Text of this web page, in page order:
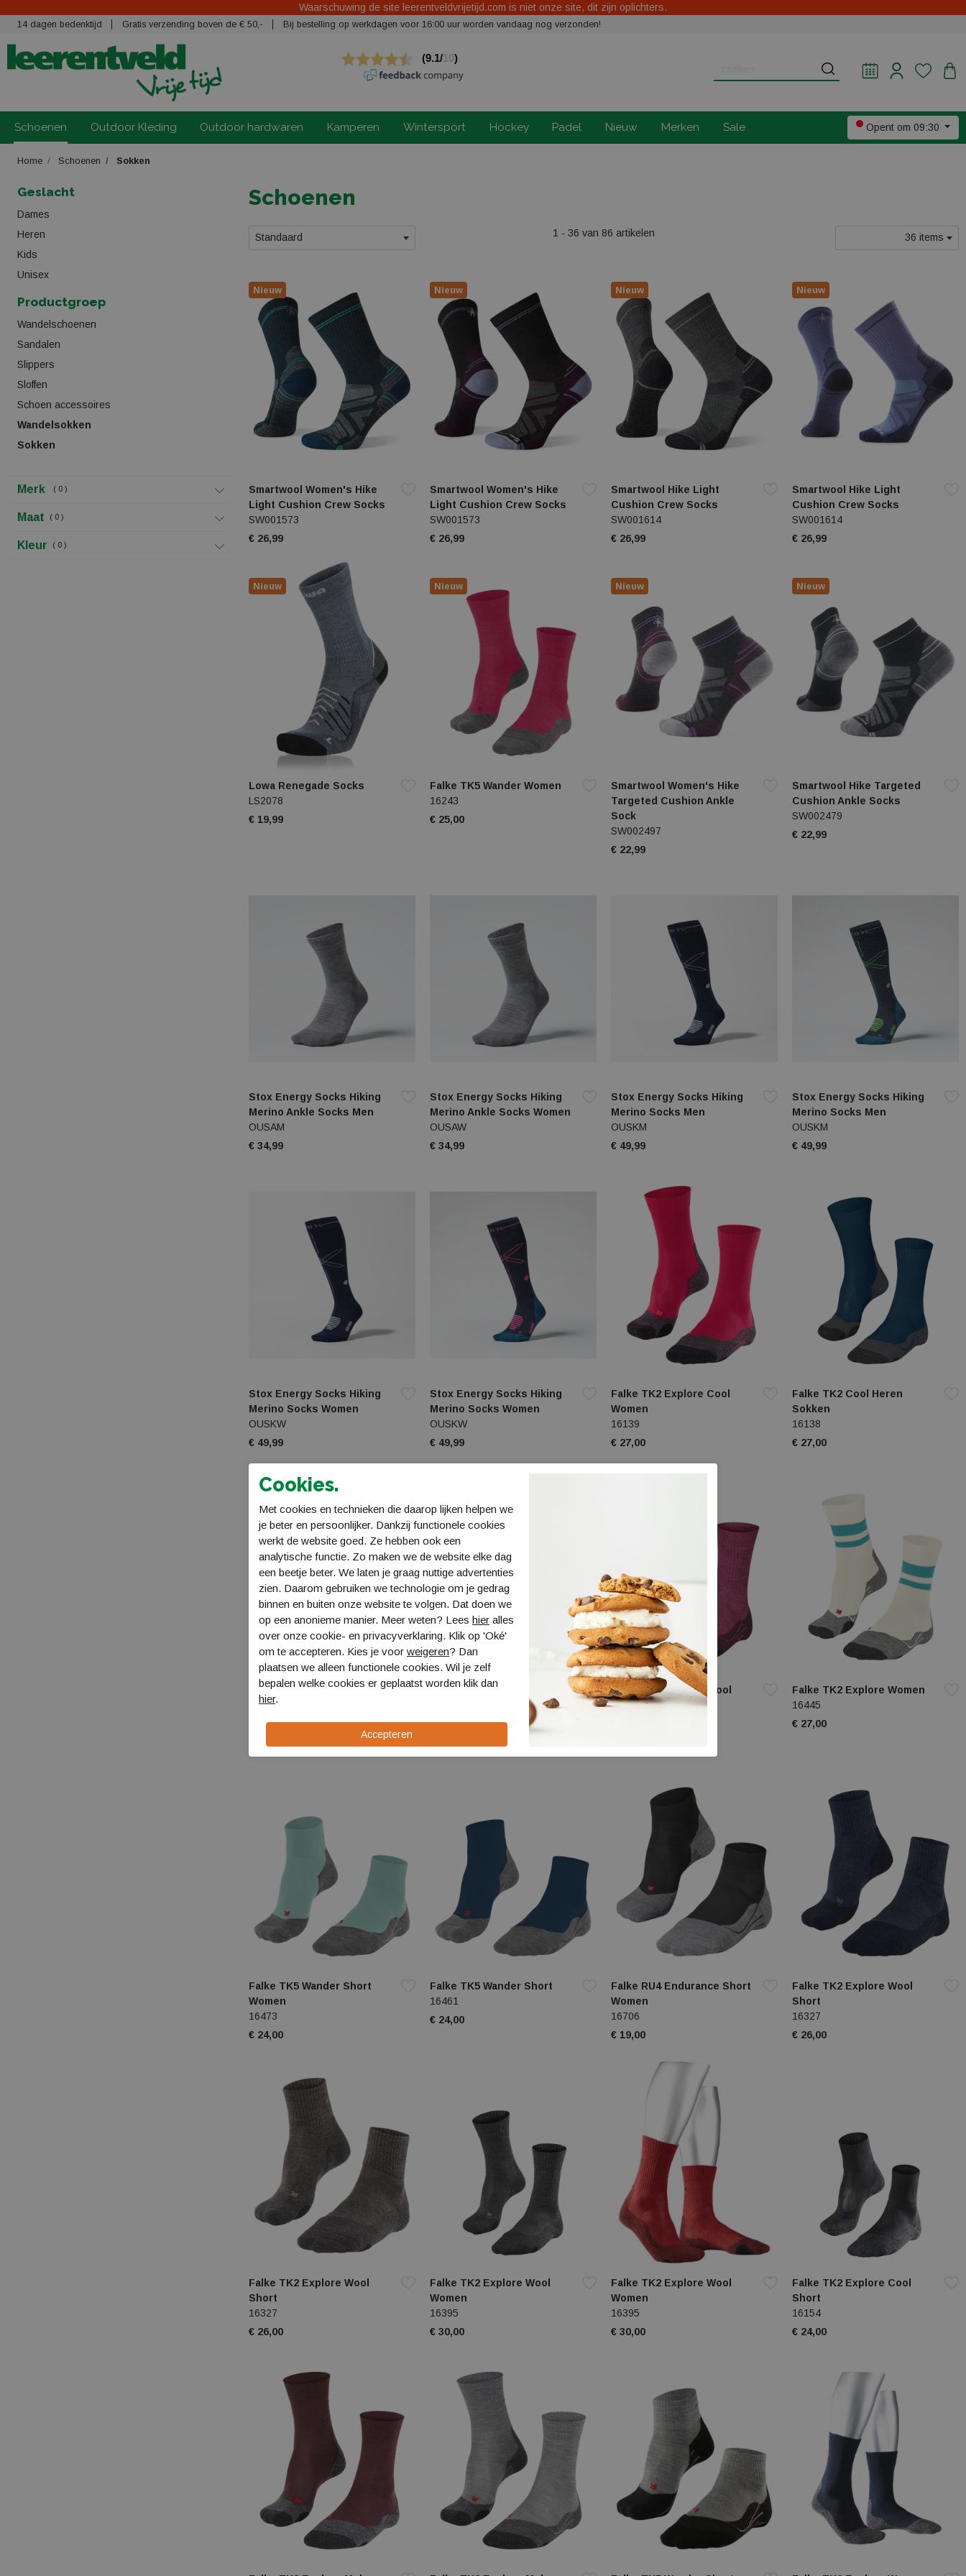
Waarschuwing de site leerentveldvrijetijd.com is niet onze site, dit zijn oplichters.
14 dagen bedenktijd Gratis verzending boven de € 50,- Bij bestelling op werkdagen voor 16:00 uur worden vandaag nog verzonden!
Schoenen Outdoor Kleding Outdoor hardwaren Kamperen Wintersport Hockey Padel Nieuw Merken Sale Opent om 09:30
Home Schoenen Sokken
Geslacht
Dames
Heren
Kids
Unisex
Productgroep
Wandelschoenen
Sandalen
Slippers
Sloffen
Schoen accessoires
Wandelsokken
Sokken
Merk 0
Maat 0
Kleur 0
Schoenen
Standaard 1 - 36 van 86 artikelen 36 items
Smartwool Women's Hike
Light Cushion Crew Socks
SW001573
€ 26,99
Nieuw
Smartwool Women's Hike
Light Cushion Crew Socks
SW001573
€ 26,99
Nieuw
Smartwool Hike Light
Cushion Crew Socks
SW001614
€ 26,99
Nieuw
Smartwool Hike Light
Cushion Crew Socks
SW001614
€ 26,99
Nieuw
Lowa Renegade Socks
LS2078
€ 19,99
Nieuw
Falke TK5 Wander Women
16243
€ 25,00
Nieuw
Smartwool Women's Hike
Targeted Cushion Ankle
Sock
SW002497
€ 22,99
Nieuw
Smartwool Hike Targeted
Cushion Ankle Socks
SW002479
€ 22,99
Nieuw
Stox Energy Socks Hiking
Merino Ankle Socks Men
OUSAM
€ 34,99
Stox Energy Socks Hiking
Merino Ankle Socks Women
OUSAW
€ 34,99
Stox Energy Socks Hiking
Merino Socks Men
OUSKM
€ 49,99
Stox Energy Socks Hiking
Merino Socks Men
OUSKM
€ 49,99
Stox Energy Socks Hiking
Merino Socks Women
OUSKW
€ 49,99
Stox Energy Socks Hiking
Merino Socks Women
OUSKW
€ 49,99
Falke TK2 Explore Cool
Women
16139
€ 27,00
Falke TK2 Cool Heren
Sokken
16138
€ 27,00
Falke TK2 Explore Cool
Short
16154
Falke TK2 Explore Women
€ 27,00
Falke TK2 Explore Wool
Women
Falke TK2 Explore Women
16445
€ 27,00
Falke TK5 Wander Short
Women
16473
€ 24,00
Falke TK5 Wander Short
16461
€ 24,00
Falke RU4 Endurance Short
Women
16706
€ 19,00
Falke TK2 Explore Wool
Short
16327
€ 26,00
Falke TK2 Explore Wool
Short
16327
€ 26,00
Falke TK2 Explore Wool
Women
16395
€ 30,00
Falke TK2 Explore Wool
Women
16395
€ 30,00
Falke TK2 Explore Cool
Short
16154
€ 24,00
Cookies.
Met cookies en technieken die daarop lijken helpen we
je beter en persoonlijker. Dankzij functionele cookies
werkt de website goed. Ze hebben ook een
analytische functie. Zo maken we de website elke dag
een beetje beter. We laten je graag nuttige advertenties
zien. Daarom gebruiken we technologie om je gedrag
binnen en buiten onze website te volgen. Dat doen we
op een anonieme manier. Meer weten? Lees hier alles
over onze cookie- en privacyverklaring. Klik op 'Oké'
om te accepteren. Kies je voor weigeren? Dan
plaatsen we alleen functionele cookies. Wil je zelf
bepalen welke cookies er geplaatst worden klik dan
hier.